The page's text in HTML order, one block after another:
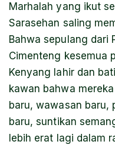
Marhalah yang ikut
Sarasehan saling
Bahwa sepulang dari
Cimenteng kesemua
Kenyang lahir dan
kawan bahwa
baru, wawasan baru,
baru, suntikan
lebih erat lagi dalam